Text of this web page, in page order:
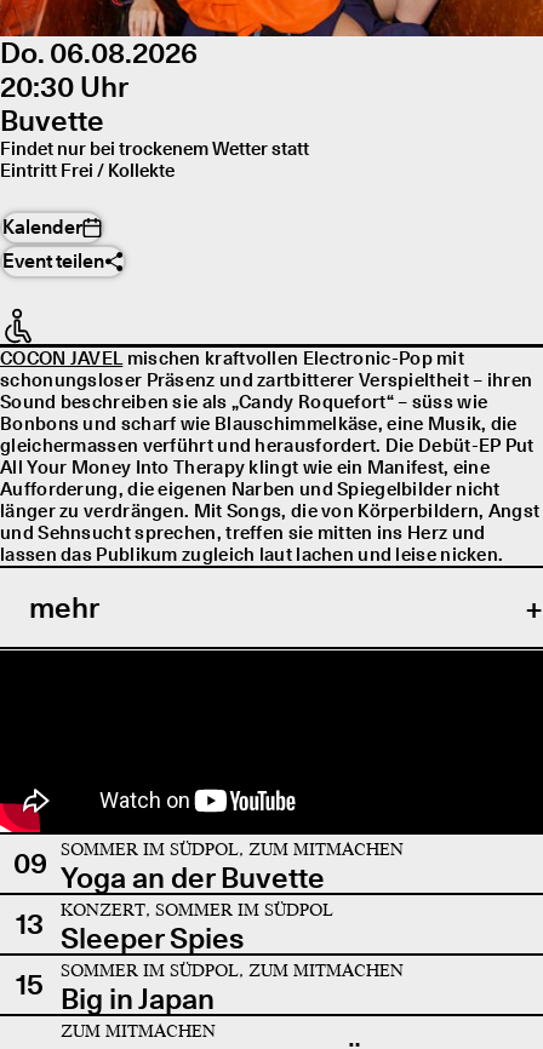
Do. 06.08.2026
20:30 Uhr
Buvette
Findet nur bei trockenem Wetter statt
Eintritt Frei / Kollekte
Kalender
Event teilen
COCON JAVELmischen kraftvollen Electronic-Pop mit
schonungsloser Präsenz und zartbitterer Verspieltheit – ihren
Sound beschreiben sie als „Candy Roquefort“ – süss wie
Bonbons und scharf wie Blauschimmelkäse, eine Musik, die
gleichermassen verführt und herausfordert. Die Debüt-EP Put
All Your Money Into Therapy klingt wie ein Manifest, eine
Aufforderung, die eigenen Narben und Spiegelbilder nicht
länger zu verdrängen. Mit Songs, die von Körperbildern, Angst
und Sehnsucht sprechen, treffen sie mitten ins Herz und
lassen das Publikum zugleich laut lachen und leise nicken.
mehr
09 SOMMER IM SÜDPOL, ZUM MITMACHEN
Yoga an der Buvette
13
KONZERT, SOMMER IM SÜDPOL
Sleeper Spies
15
SOMMER IM SÜDPOL, ZUM MITMACHEN
Big in Japan
ZUM MITMACHEN